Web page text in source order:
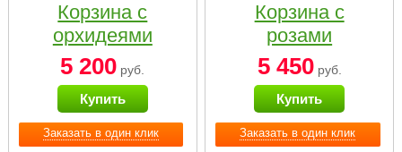
Заказать в один клик
Корзина с
орхидеями
малая
5 200 руб.
Купить
Заказать в один клик
Корзина с
розами
«Красный
Париж»
5 450руб.
Купить